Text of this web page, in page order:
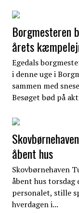
Borgmesteren
årets
Egedals
i denne uge i
sammen med
Besøget bød på
åbent hus
Skovbørnehaven
åbent hus torsdag
personalet, stille
hverdagen i...